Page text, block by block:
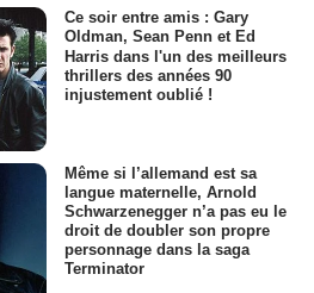
Ce soir entre amis : Gary
Oldman, Sean Penn et Ed
Harris dans l'un des meilleurs
thrillers des années 90
injustement oublié !
Même si l’allemand est sa
langue maternelle, Arnold
Schwarzenegger n’a pas eu le
droit de doubler son propre
personnage dans la saga
Terminator